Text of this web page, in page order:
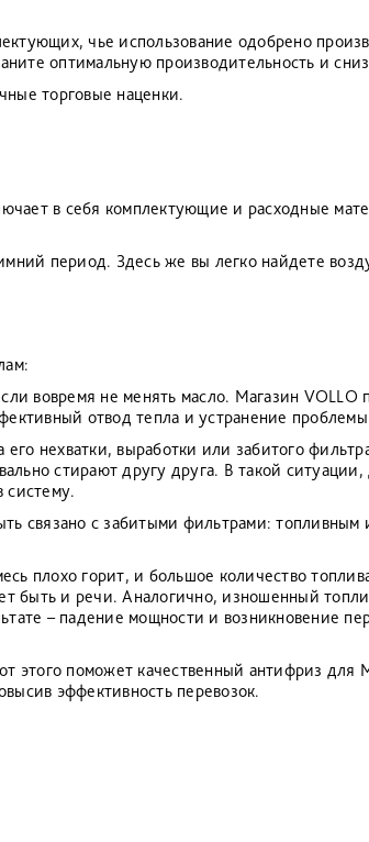
чье использование одобрено
оптимальную производительность и
торговые наценки.
в себя комплектующие и расходные
период. Здесь же вы легко найдете
вовремя не менять масло. Магазин VOLLO
отвод тепла и устранение проблемы
нехватки, выработки или забитого
стирают другу друга. В такой
систему.
связано с забитыми фильтрами:
плохо горит, и большое количество
быть и речи. Аналогично, изношенный
– падение мощности и возникновение
этого поможет качественный антифриз для
эффективность перевозок.